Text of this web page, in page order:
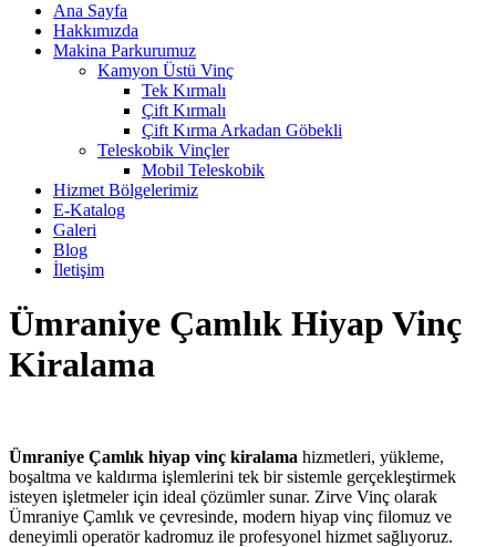
Ana Sayfa
Hakkımızda
Makina Parkurumuz
Kamyon Üstü Vinç
Tek Kırmalı
Çift Kırmalı
Çift Kırma Arkadan Göbekli
Teleskobik Vinçler
Mobil Teleskobik
Hizmet Bölgelerimiz
E-Katalog
Galeri
Blog
İletişim
Ümraniye Çamlık Hiyap Vinç
Kiralama
Ümraniye Çamlık hiyap vinç kiralama hizmetleri, yükleme,
boşaltma ve kaldırma işlemlerini tek bir sistemle gerçekleştirmek
isteyen işletmeler için ideal çözümler sunar. Zirve Vinç olarak
Ümraniye Çamlık ve çevresinde, modern hiyap vinç filomuz ve
deneyimli operatör kadromuz ile profesyonel hizmet sağlıyoruz.